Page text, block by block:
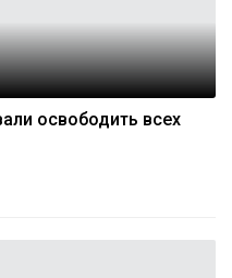
освободить всех